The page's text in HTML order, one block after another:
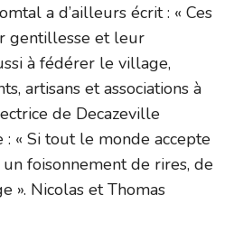
a d’ailleurs écrit : « Ces
gentillesse et leur
à fédérer le village,
artisans et associations à
de Decazeville
« Si tout le monde accepte
foisonnement de rires, de
». Nicolas et Thomas